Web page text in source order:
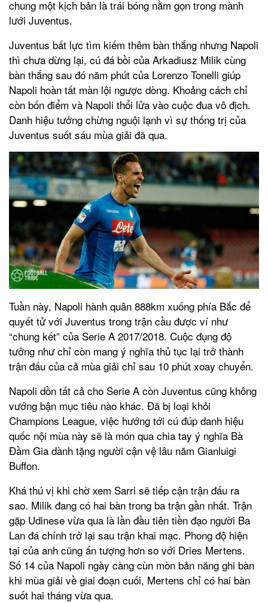
chung một kịch bản là trái bóng nằm gọn trong mành
lưới Juventus.
Juventus bất lực tìm kiếm thêm bàn thắng nhưng Napoli
thì chưa dừng lại, cú đá bồi của Arkadiusz Milik cùng
bàn thắng sau đó năm phút của Lorenzo Tonelli giúp
Napoli hoàn tất màn lội ngược dòng. Khoảng cách chỉ
còn bốn điểm và Napoli thổi lửa vào cuộc đua vô địch.
Danh hiệu tưởng chừng nguội lạnh vì sự thống trị của
Juventus suốt sáu mùa giải đã qua.
Tuần này, Napoli hành quân 888km xuống phía Bắc để
quyết tử với Juventus trong trận cầu được ví như
“chung kết” của Serie A 2017/2018. Cuộc đụng độ
tưởng như chỉ còn mang ý nghĩa thủ tục lại trở thành
trận đấu của cả mùa giải chỉ sau 10 phút xoay chuyển.
Napoli dồn tất cả cho Serie A còn Juventus cũng không
vướng bận mục tiêu nào khác. Đã bị loại khỏi
Champions League, việc hướng tới cú đúp danh hiệu
quốc nội mùa này sẽ là món qua chia tay ý nghĩa Bà
Đầm Gia dành tặng người cận vệ lâu năm Gianluigi
Buffon.
Khá thú vị khi chờ xem Sarri sẽ tiếp cận trận đấu ra
sao. Milik đang có hai bàn trong ba trận gần nhất. Trận
gặp Udinese vừa qua là lần đầu tiên tiền đạo người Ba
Lan đá chính trở lại sau trận khai mạc. Phong độ hiện
tại của anh cũng ấn tượng hơn so với Dries Mertens.
Số 14 của Napoli ngày càng cùn mòn bản năng ghi bàn
khi mùa giải về giai đoạn cuối, Mertens chỉ có hai bàn
suốt hai tháng vừa qua.